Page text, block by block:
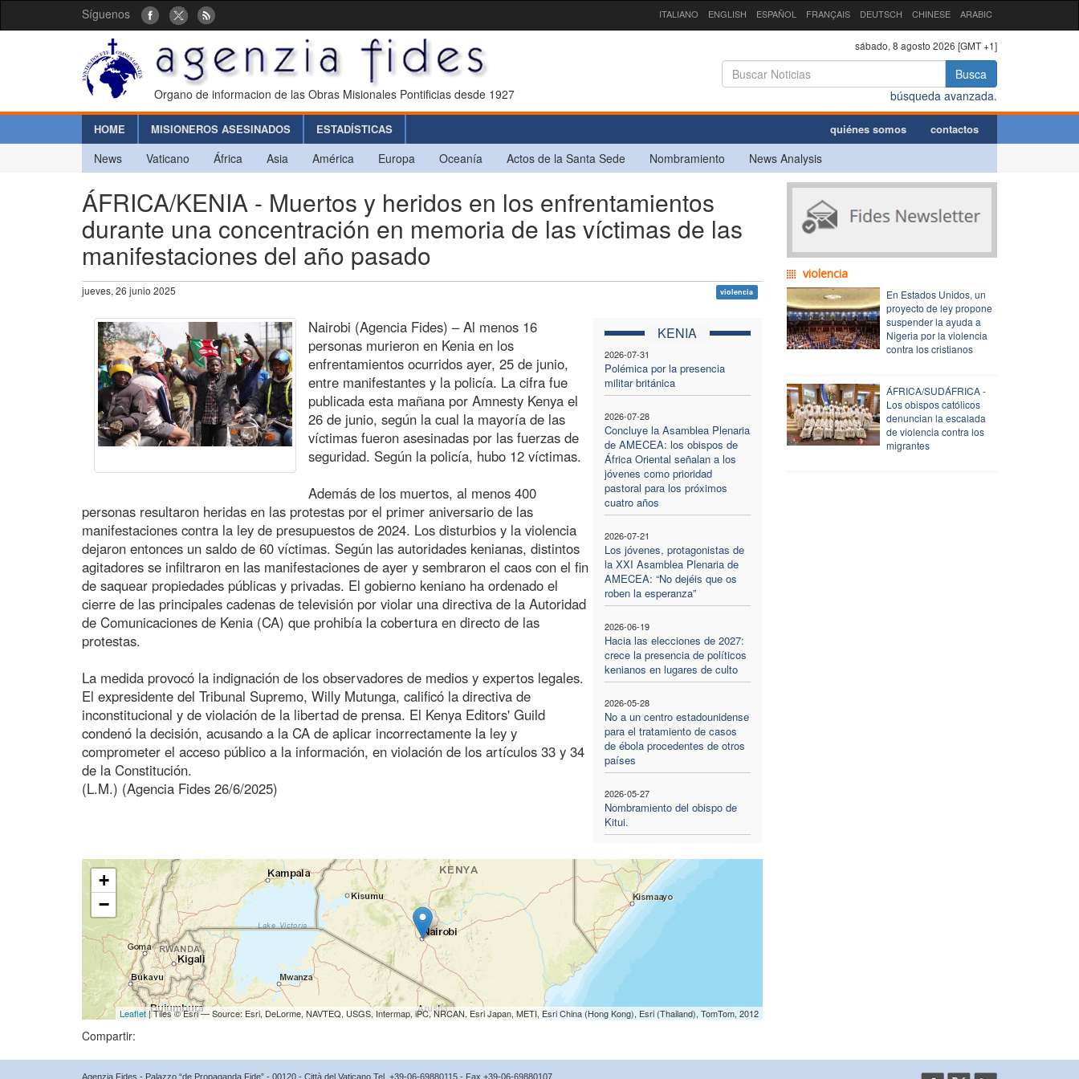
Síguenos ITALIANO ENGLISH ESPAÑOL FRANÇAIS DEUTSCH CHINESE ARABIC
Organo de informacion de las Obras Misionales Pontificias desde 1927
sábado, 8 agosto 2026 [GMT +1]
Busca
búsqueda avanzada.
HOME MISIONEROS ASESINADOS ESTADÍSTICAS quiénes somos contactos
News Vaticano África Asia América Europa Oceanía Actos de la Santa Sede Nombramiento News Analysis
ÁFRICA/KENIA - Muertos y heridos en los enfrentamientos
durante una concentración en memoria de las víctimas de las
manifestaciones del año pasado
jueves, 26 junio 2025 violencia
KENIA
2026-07-31
Polémica por la presencia
militar británica
2026-07-28
Concluye la Asamblea Plenaria
de AMECEA: los obispos de
África Oriental señalan a los
jóvenes como prioridad
pastoral para los próximos
cuatro años
2026-07-21
Los jóvenes, protagonistas de
la XXI Asamblea Plenaria de
AMECEA: “No dejéis que os
roben la esperanza”
2026-06-19
Hacia las elecciones de 2027:
crece la presencia de políticos
kenianos en lugares de culto
2026-05-28
No a un centro estadounidense
para el tratamiento de casos
de ébola procedentes de otros
países
2026-05-27
Nombramiento del obispo de
Kitui.
Nairobi (Agencia Fides) – Al menos 16
personas murieron en Kenia en los
enfrentamientos ocurridos ayer, 25 de junio,
entre manifestantes y la policía. La cifra fue
publicada esta mañana por Amnesty Kenya el
26 de junio, según la cual la mayoría de las
víctimas fueron asesinadas por las fuerzas de
seguridad. Según la policía, hubo 12 víctimas.
Además de los muertos, al menos 400
personas resultaron heridas en las protestas por el primer aniversario de las
manifestaciones contra la ley de presupuestos de 2024. Los disturbios y la violencia
dejaron entonces un saldo de 60 víctimas. Según las autoridades kenianas, distintos
agitadores se infiltraron en las manifestaciones de ayer y sembraron el caos con el fin
de saquear propiedades públicas y privadas. El gobierno keniano ha ordenado el
cierre de las principales cadenas de televisión por violar una directiva de la Autoridad
de Comunicaciones de Kenia (CA) que prohibía la cobertura en directo de las
protestas.
La medida provocó la indignación de los observadores de medios y expertos legales.
El expresidente del Tribunal Supremo, Willy Mutunga, calificó la directiva de
inconstitucional y de violación de la libertad de prensa. El Kenya Editors' Guild
condenó la decisión, acusando a la CA de aplicar incorrectamente la ley y
comprometer el acceso público a la información, en violación de los artículos 33 y 34
de la Constitución.
(L.M.) (Agencia Fides 26/6/2025)
+
−
Leaflet| Tiles © Esri — Source: Esri, DeLorme, NAVTEQ, USGS, Intermap, iPC, NRCAN, Esri Japan, METI, Esri China (Hong Kong), Esri (Thailand), TomTom, 2012
Compartir:
violencia
En Estados Unidos, un
proyecto de ley propone
suspender la ayuda a
Nigeria por la violencia
contra los cristianos
ÁFRICA/SUDÁFRICA -
Los obispos católicos
denuncian la escalada
de violencia contra los
migrantes
Agenzia Fides - Palazzo “de Propaganda Fide” - 00120 - Città del Vaticano Tel. +39-06-69880115 - Fax +39-06-69880107